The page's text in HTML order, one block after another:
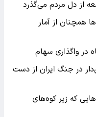
از دل مردم می‌گذرد
همچنان از آمار
در واگذاری سهام
سرنشین‌دار در جنگ ایران از دست
که زیر کوه‌های